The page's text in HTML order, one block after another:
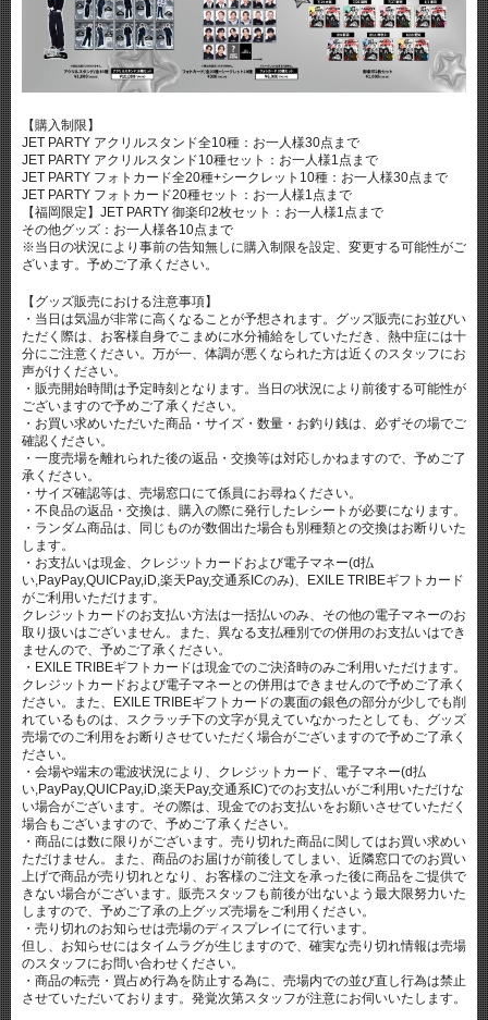
【購入制限】
JET PARTY アクリルスタンド全10種：お一人様30点まで
JET PARTY アクリルスタンド10種セット：お一人様1点まで
JET PARTY フォトカード全20種+シークレット10種：お一人様30点まで
JET PARTY フォトカード20種セット：お一人様1点まで
【福岡限定】JET PARTY 御楽印2枚セット：お一人様1点まで
その他グッズ：お一人様各10点まで
※当日の状況により事前の告知無しに購入制限を設定、変更する可能性がご
ざいます。予めご了承ください。
【グッズ販売における注意事項】
・当日は気温が非常に高くなることが予想されます。グッズ販売にお並びい
ただく際は、お客様自身でこまめに水分補給をしていただき、熱中症には十
分にご注意ください。万が一、体調が悪くなられた方は近くのスタッフにお
声がけください。
・販売開始時間は予定時刻となります。当日の状況により前後する可能性が
ございますので予めご了承ください。
・お買い求めいただいた商品・サイズ・数量・お釣り銭は、必ずその場でご
確認ください。
・一度売場を離れられた後の返品・交換等は対応しかねますので、予めご了
承ください。
・サイズ確認等は、売場窓口にて係員にお尋ねください。
・不良品の返品・交換は、購入の際に発行したレシートが必要になります。
・ランダム商品は、同じものが数個出た場合も別種類との交換はお断りいた
します。
・お支払いは現金、クレジットカードおよび電子マネー(d払
い,PayPay,QUICPay,iD,楽天Pay,交通系ICのみ)、EXILE TRIBEギフトカード
がご利用いただけます。
クレジットカードのお支払い方法は一括払いのみ、その他の電子マネーのお
取り扱いはございません。また、異なる支払種別での併用のお支払いはでき
ませんので、予めご了承ください。
・EXILE TRIBEギフトカードは現金でのご決済時のみご利用いただけます。
クレジットカードおよび電子マネーとの併用はできませんので予めご了承く
ださい。また、EXILE TRIBEギフトカードの裏面の銀色の部分が少しでも削
れているものは、スクラッチ下の文字が見えていなかったとしても、グッズ
売場でのご利用をお断りさせていただく場合がございますので予めご了承く
ださい。
・会場や端末の電波状況により、クレジットカード、電子マネー(d払
い,PayPay,QUICPay,iD,楽天Pay,交通系IC)でのお支払いがご利用いただけな
い場合がございます。その際は、現金でのお支払いをお願いさせていただく
場合もございますので、予めご了承ください。
・商品には数に限りがございます。売り切れた商品に関してはお買い求めい
ただけません。また、商品のお届けが前後してしまい、近隣窓口でのお買い
上げで商品が売り切れとなり、お客様のご注文を承った後に商品をご提供で
きない場合がございます。販売スタッフも前後が出ないよう最大限努力いた
しますので、予めご了承の上グッズ売場をご利用ください。
・売り切れのお知らせは売場のディスプレイにて行います。
但し、お知らせにはタイムラグが生じますので、確実な売り切れ情報は売場
のスタッフにお問い合わせください。
・商品の転売・買占め行為を防止する為に、売場内での並び直し行為は禁止
させていただいております。発覚次第スタッフが注意にお伺いいたします。